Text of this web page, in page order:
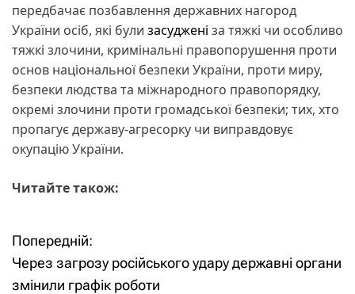
передбачає позбавлення державних нагород
України осіб, які були засуджені за тяжкі чи особливо
тяжкі злочини, кримінальні правопорушення проти
основ національної безпеки України, проти миру,
безпеки людства та міжнародного правопорядку,
окремі злочини проти громадської безпеки; тих, хто
пропагує державу-агресорку чи виправдовує
окупацію України.
Читайте також:
Н
а
Попередній:
Через загрозу російського удару державні органи
змінили графік роботи